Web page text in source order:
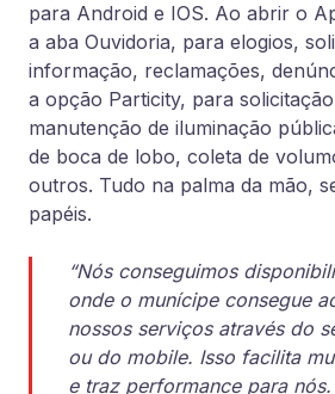
para Android e IOS. Ao abrir o
a aba Ouvidoria, para elogios,
informação, reclamações,
a opção Particity, para
manutenção de iluminação
de boca de lobo, coleta de
outros. Tudo na palma da mão,
papéis.
“Nós conseguimos
onde o munícipe consegue
nossos serviços através do
ou do mobile. Isso facilita
e traz performance para